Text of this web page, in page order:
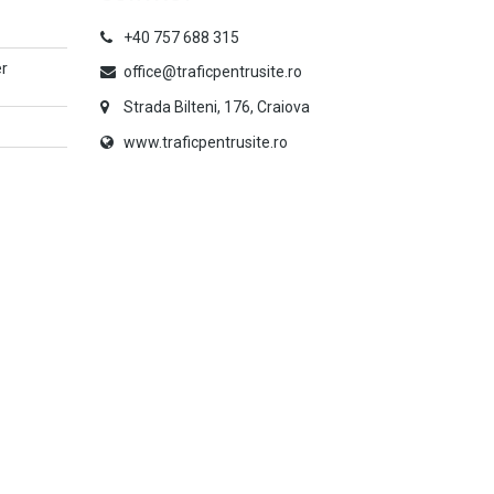
+40 757 688 315
office@traficpentrusite.ro
Strada Bilteni, 176, Craiova
www.traficpentrusite.ro